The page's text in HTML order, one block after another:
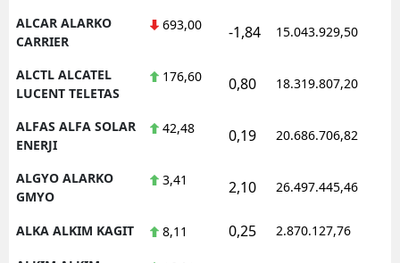
ALCAR ALARKO
CARRIER
693,00 -1,84 15.043.929,50
ALCTL ALCATEL
LUCENT TELETAS
176,60 0,80 18.319.807,20
ALFAS ALFA SOLAR
ENERJI
42,48 0,19 20.686.706,82
ALGYO ALARKO
GMYO
3,41 2,10 26.497.445,46
ALKA ALKIM KAGIT 8,11 0,25 2.870.127,76